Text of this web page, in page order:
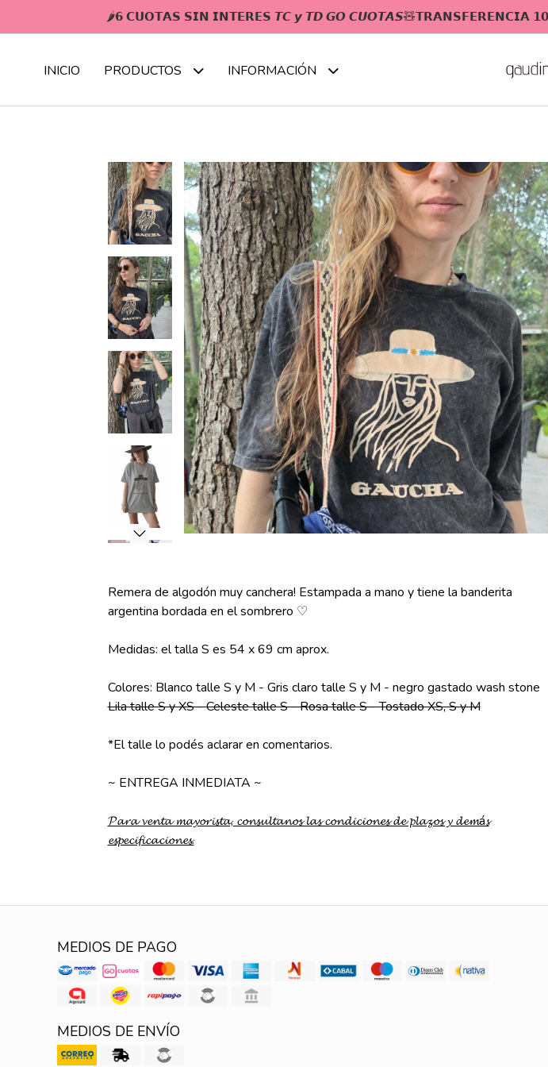
🌶𝟲 𝗖𝗨𝗢𝗧𝗔𝗦 𝗦𝗜𝗡 𝗜𝗡𝗧𝗘𝗥𝗘𝗦 𝙏𝘾 𝙮 𝙏𝘿 𝙂𝙊 𝘾𝙐𝙊𝙏𝘼𝙎🧸𝗧𝗥𝗔𝗡𝗦𝗙𝗘𝗥𝗘𝗡𝗖𝗜𝗔
INICIO PRODUCTOS INFORMACIÓN
Remera de algodón muy canchera! Estampada a mano y tiene la banderita
argentina bordada en el sombrero ♡
Medidas: el talla S es 54 x 69 cm aprox.
Colores: Blanco talle S y M - Gris claro talle S y M - negro gastado wash stone
Lila talle S y XS - Celeste talle S - Rosa talle S - Tostado XS, S y M
*El talle lo podés aclarar en comentarios.
~ ENTREGA INMEDIATA ~
𝓟𝓪𝓻𝓪 𝓿𝓮𝓷𝓽𝓪 𝓶𝓪𝔂𝓸𝓻𝓲𝓼𝓽𝓪, 𝓬𝓸𝓷𝓼𝓾𝓵𝓽𝓪𝓷𝓸𝓼 𝓵𝓪𝓼 𝓬𝓸𝓷𝓭𝓲𝓬𝓲𝓸𝓷𝓮𝓼 𝓭𝓮 𝓹𝓵𝓪𝔃𝓸𝓼 𝔂 𝓭𝓮𝓶á𝓼
𝓮𝓼𝓹𝓮𝓬𝓲𝓯𝓲𝓬𝓪𝓬𝓲𝓸𝓷𝓮𝓼.
MEDIOS DE PAGO
MEDIOS DE ENVÍO